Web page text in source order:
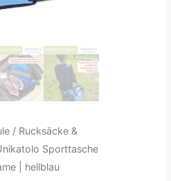
/ Rucksäcke &
Sporttasche
| hellblau